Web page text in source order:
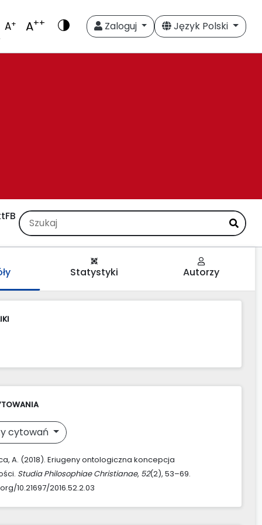
A+ A++ Zaloguj Język Polski
FB
Statystyki Autorzy
cytowań
A. (2018). Eriugeny ontologiczna koncepcja
Studia Philosophiae Christianae, 52(2), 53–69.
10.21697/2016.52.2.03